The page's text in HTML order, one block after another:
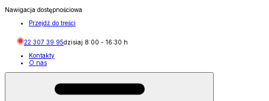
Nawigacja dostępnościowa
Przejdź do treści
22 307 39 95dzisiaj 8:00 - 16:30 h
Kontakty
O nas